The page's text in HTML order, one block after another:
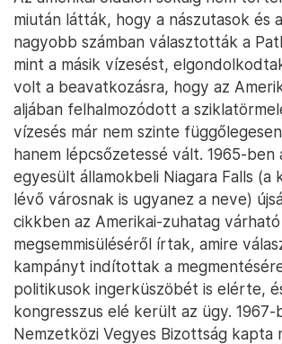
miután látták, hogy a nászutasok és
nagyobb számban választották a
mint a másik vízesést,
volt a beavatkozásra, hogy az
aljában felhalmozódott a
vízesés már nem szinte
hanem lépcsőzetessé vált. 1965-ben
egyesült államokbeli Niagara Falls (a
lévő városnak is ugyanez a neve)
cikkben az Amerikai-zuhatag várható
megsemmisüléséről írtak, amire
kampányt indítottak a
politikusok ingerküszöbét is elérte,
kongresszus elé került az ügy. 1967-
Nemzetközi Vegyes Bizottság kapta